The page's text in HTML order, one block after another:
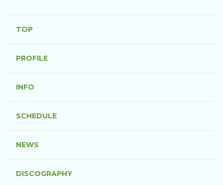
TOP
PROFILE
INFO
SCHEDULE
NEWS
DISCOGRAPHY